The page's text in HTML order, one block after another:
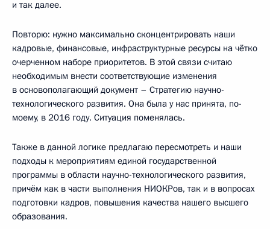
и так далее.
Повторю: нужно максимально сконцентрировать наши
кадровые, финансовые, инфраструктурные ресурсы на чётко
очерченном наборе приоритетов. В этой связи считаю
необходимым внести соответствующие изменения
в основополагающий документ – Стратегию научно-
технологического развития. Она была у нас принята, по-
моему, в 2016 году. Ситуация поменялась.
Также в данной логике предлагаю пересмотреть и наши
подходы к мероприятиям единой государственной
программы в области научно-технологического развития,
причём как в части выполнения НИОКРов, так и в вопросах
подготовки кадров, повышения качества нашего высшего
образования.